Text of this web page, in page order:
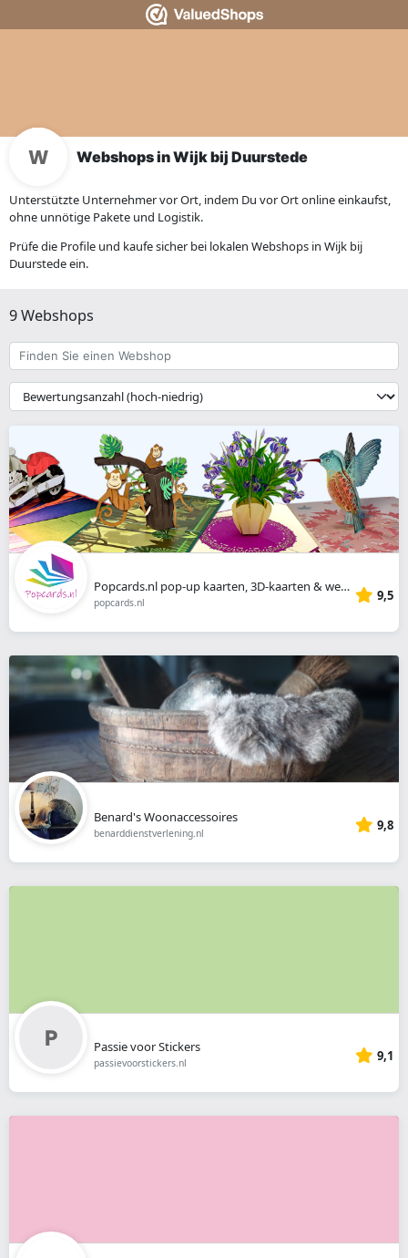
Webshops in Wijk bij Duurstede
Unterstützte Unternehmer vor Ort, indem Du vor Ort online einkaufst,
ohne unnötige Pakete und Logistik.
Prüfe die Profile und kaufe sicher bei lokalen Webshops in Wijk bij
Duurstede ein.
9 Webshops
Finden
Sie
einen
Webshop
{{
__('Sort')
Popcards.nl pop-up kaarten, 3D-kaarten & wenskaarten
popcards.nl 9,5
Benard's Woonaccessoires
benarddienstverlening.nl 9,8
Passie voor Stickers
passievoorstickers.nl 9,1